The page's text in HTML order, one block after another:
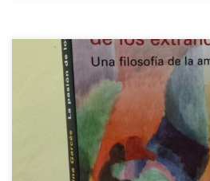
¿Qué lugar ocupa la amistad en
fundamental y, al mismo tiempo, tan
de las preguntas que atraviesan el
Garcés (Barcelona, 1973), La pasión de
publicado por Galaxia Gutenberg. El